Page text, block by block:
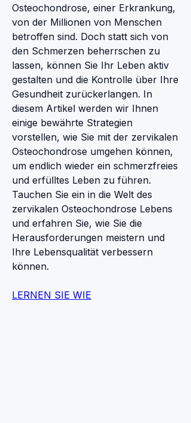
Osteochondrose, einer Erkrankung,
von der Millionen von Menschen
betroffen sind. Doch statt sich von
den Schmerzen beherrschen zu
lassen, können Sie Ihr Leben aktiv
gestalten und die Kontrolle über Ihre
Gesundheit zurückerlangen. In
diesem Artikel werden wir Ihnen
einige bewährte Strategien
vorstellen, wie Sie mit der zervikalen
Osteochondrose umgehen können,
um endlich wieder ein schmerzfreies
und erfülltes Leben zu führen.
Tauchen Sie ein in die Welt des
zervikalen Osteochondrose Lebens
und erfahren Sie, wie Sie die
Herausforderungen meistern und
Ihre Lebensqualität verbessern
können.
LERNEN SIE WIE